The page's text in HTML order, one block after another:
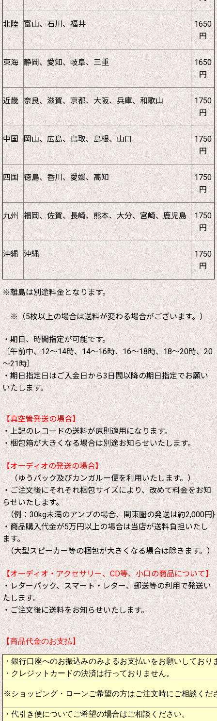
北陸 富山、石川、福井
1650
円
東海 静岡、愛知、岐阜、三重
1650
円
近畿 奈良、滋賀、京都、大阪、兵庫、和歌山
1750
円
中国 岡山、広島、鳥取、島根、山口
1750
円
四国 徳島、香川、愛媛、高知
1750
円
九州 福岡、佐賀、長崎、熊本、大分、宮崎、鹿児島
1750
円
沖縄 沖縄
1750
円
※離島は別途料金となります。
※（5枚以上の場合は送料が変わる場合がございます。）
・期日、時間指定が可能です。
〔午前中、12～14時、14～16時、16～18時、18～20時、20
～21時〕
・期日指定日はご入金日から3日間以降の期日指定でお願い
いたします。
【真空管発送の場合】
・上記のレコ―ドの送料が原則適用になります。
・梱包箱が大きくなる場合は別途お知らせいたします。
【オーディオの発送の場合】
（ゆうパック及びカンガルー便を利用いたします。）
・ご注文後にそれぞれ梱包サイズにより、改めて料金をお知
らせいたします。
（例：30kg未満のアンプの場合、関東圏の発送は約2,000円}
・商品購入代金が5万円以上の場合は当店が送料負担いたし
ます。
（大型スピーカー等の梱包が大きくなる場合は除きます。）
【オーディオ・アクセサリー、CD等、小口の商品について】
・レターパック、スマート・レター、郵送等の利用で発送い
たします。
・ご注文後に送料をお知らせいたします。
【商品代金のお支払】
・銀行口座へのお振込みのみよるお支払いをお願いしており
・クレジットカードの決済は行っておりません。
※ショッピング・ローンご希望の方はご注文時にご相談くだ
・代引き便についてご希望の場合はご相談ください。